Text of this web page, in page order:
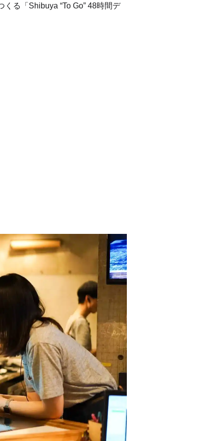
る「Shibuya “To Go” 48時間デ